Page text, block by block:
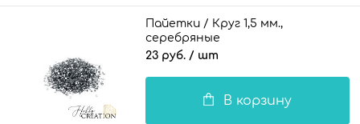
Пайетки / Круг 1,5 мм.,
серебряные
23 руб. / шт
В корзину